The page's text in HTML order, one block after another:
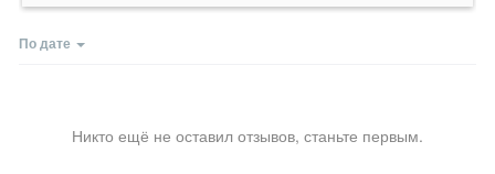
По дате
Никто ещё не оставил отзывов, станьте первым.